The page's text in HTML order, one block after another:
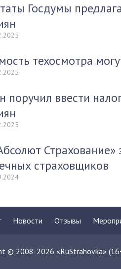
Госдумы
техосмотра
поручил ввести
Страхование»
страховщиков
Новости Отзывы
© 2008-2026 «RuStrahovka»